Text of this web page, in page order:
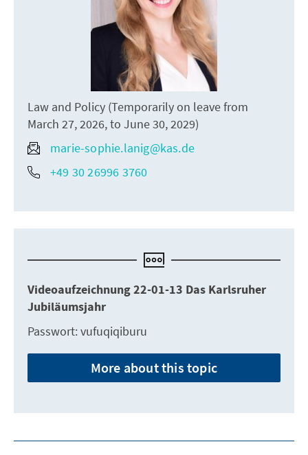
Law and Policy (Temporarily on leave from
March 27, 2026, to June 30, 2029)
marie-sophie.lanig@kas.de
+49 30 26996 3760
Videoaufzeichnung 22-01-13 Das Karlsruher
Jubiläumsjahr
Passwort: vufuqiqiburu
More about this topic